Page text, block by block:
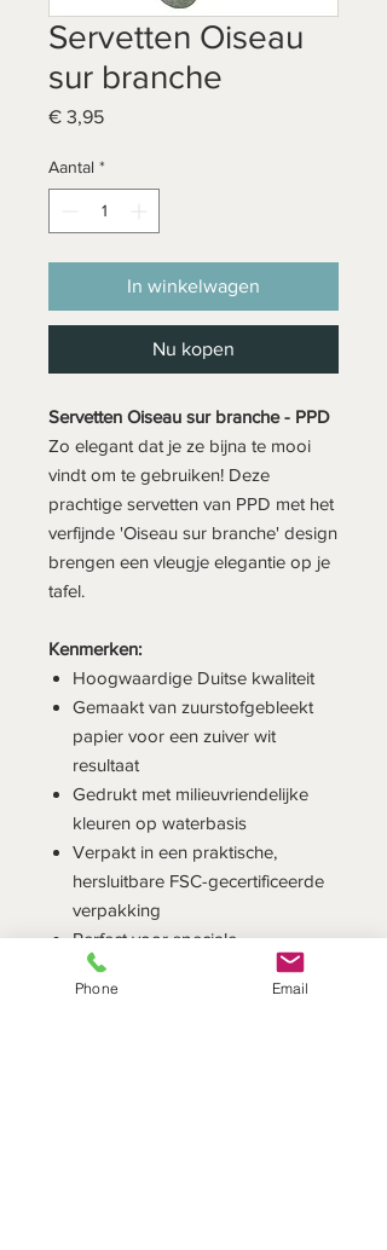
Servetten Oiseau
sur branche
€ 3,95Prijs
Aantal *
In winkelwagen
Nu kopen
Servetten Oiseau sur branche - PPD
Zo elegant dat je ze bijna te mooi
vindt om te gebruiken! Deze
prachtige servetten van PPD met het
verfijnde 'Oiseau sur branche' design
brengen een vleugje elegantie op je
tafel.
Kenmerken:
Hoogwaardige Duitse kwaliteit
Gemaakt van zuurstofgebleekt
papier voor een zuiver wit
resultaat
Gedrukt met milieuvriendelijke
kleuren op waterbasis
Verpakt in een praktische,
hersluitbare FSC-gecertificeerde
verpakking
Perfect voor speciale
gelegenheden of om het
dagelijks tafelen op te fleuren
Phone Email